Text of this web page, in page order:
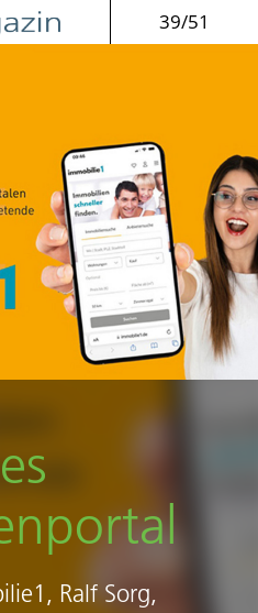
39/51
RalfSorg,